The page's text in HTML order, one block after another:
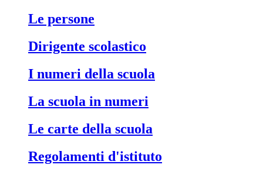
Le persone
Dirigente scolastico
I numeri della scuola
La scuola in numeri
Le carte della scuola
Regolamenti d'istituto